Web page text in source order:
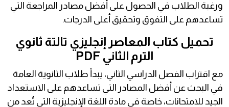
ورغبة الطلاب في الحصول على أفضل مصادر المراجعة التي
تساعدهم على التفوق وتحقيق أعلى الدرجات.
تحميل كتاب المعاصر إنجليزي تالتة ثانوي
الترم الثاني PDF
مع اقتراب الفصل الدراسي الثاني، يبدأ طلاب الثانوية العامة
في البحث عن أفضل المصادر التي تساعدهم على الاستعداد
الجيد للامتحانات، خاصة في مادة اللغة الإنجليزية التي تُعد من